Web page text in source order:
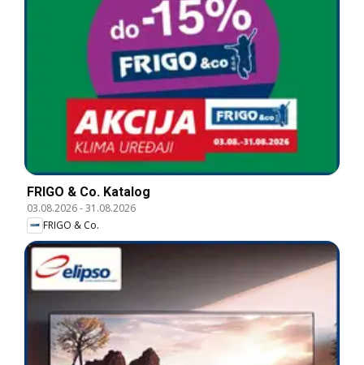
FRIGO & Co. Katalog
03.08.2026-31.08.2026
FRIGO & Co.